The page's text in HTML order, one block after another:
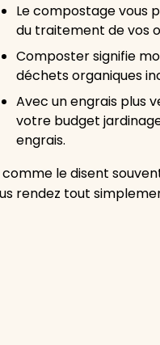
Le compostage vous
du traitement de vos
Composter signifie
déchets organiques
Avec un engrais plus
votre budget
engrais.
comme le disent
rendez tout